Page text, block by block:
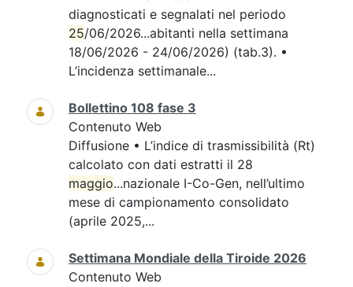
diagnosticati e segnalati nel periodo
25/06/2026...abitanti nella settimana
18/06/2026 - 24/06/2026) (tab.3). •
L’incidenza settimanale...
Bollettino 108 fase 3
Contenuto Web
Diffusione • L’indice di trasmissibilità (Rt)
calcolato con dati estratti il 28
maggio...nazionale I-Co-Gen, nell’ultimo
mese di campionamento consolidato
(aprile 2025,...
Settimana Mondiale della Tiroide 2026
Contenuto Web